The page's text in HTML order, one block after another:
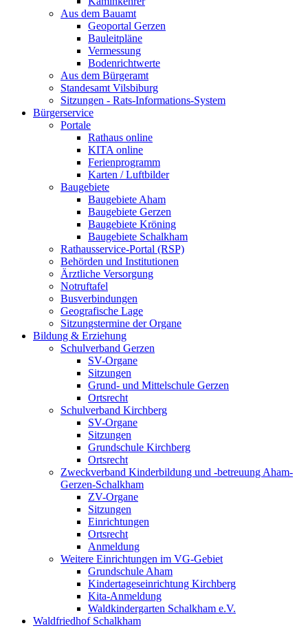
Aus dem Bauamt
Geoportal Gerzen
Bauleitpläne
Vermessung
Bodenrichtwerte
Aus dem Bürgeramt
Standesamt Vilsbiburg
Sitzungen - Rats-Informations-System
Bürgerservice
Portale
Rathaus online
KITA online
Ferienprogramm
Karten / Luftbilder
Baugebiete
Baugebiete Aham
Baugebiete Gerzen
Baugebiete Kröning
Baugebiete Schalkham
Rathausservice-Portal (RSP)
Behörden und Institutionen
Ärztliche Versorgung
Notruftafel
Busverbindungen
Geografische Lage
Sitzungstermine der Organe
Bildung & Erziehung
Schulverband Gerzen
SV-Organe
Sitzungen
Grund- und Mittelschule Gerzen
Ortsrecht
Schulverband Kirchberg
SV-Organe
Sitzungen
Grundschule Kirchberg
Ortsrecht
Zweckverband Kinderbildung und -betreuung Aham-
Gerzen-Schalkham
ZV-Organe
Sitzungen
Einrichtungen
Ortsrecht
Anmeldung
Weitere Einrichtungen im VG-Gebiet
Grundschule Aham
Kindertageseinrichtung Kirchberg
Kita-Anmeldung
Waldkindergarten Schalkham e.V.
Waldfriedhof Schalkham